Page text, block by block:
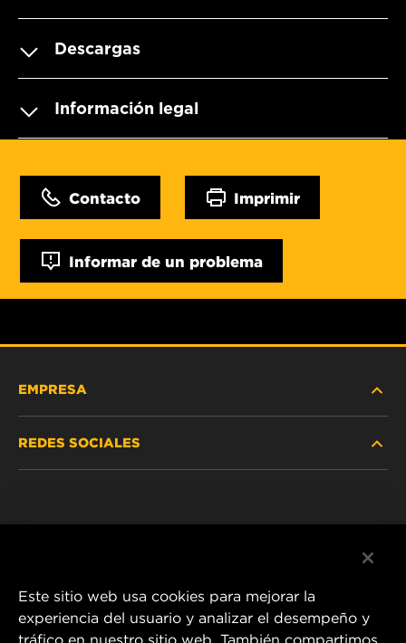
Descargas
Información legal
Contacto Imprimir
Informar de un problema
EMPRESA
REDES SOCIALES
Este sitio web usa cookies para mejorar la
experiencia del usuario y analizar el desempeño y
tráfico en nuestro sitio web. También compartimos